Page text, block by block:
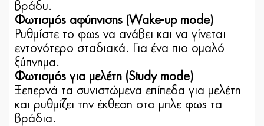
βράδυ.
Φωτισμός αφύπνισης (Wake-up mode)
Ρυθμίστε το φως να ανάβει και να γίνεται
εντονότερο σταδιακά. Για ένα πιο ομαλό
ξύπνημα.
Φωτισμός για μελέτη (Study mode)
Ξεπερνά τα συνιστώμενα επίπεδα για μελέτη
και ρυθμίζει την έκθεση στο μπλε φως τα
βράδια.